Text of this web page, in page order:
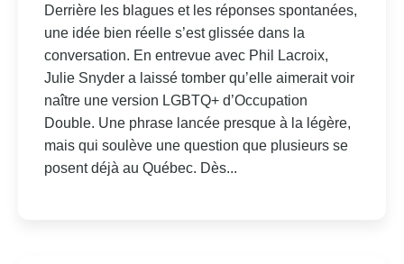
Derrière les blagues et les réponses spontanées,
une idée bien réelle s’est glissée dans la
conversation. En entrevue avec Phil Lacroix,
Julie Snyder a laissé tomber qu’elle aimerait voir
naître une version LGBTQ+ d’Occupation
Double. Une phrase lancée presque à la légère,
mais qui soulève une question que plusieurs se
posent déjà au Québec. Dès...